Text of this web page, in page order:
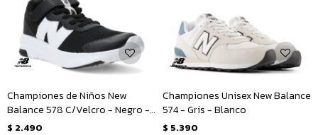
Championes de Niños New
Balance 578 C/Velcro - Negro -
Blanco
$ 2.490
Championes Unisex New Balance
574 - Gris - Blanco
$ 5.390